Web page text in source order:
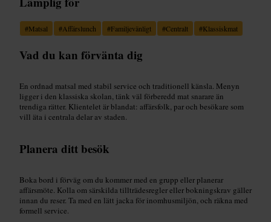
#Matsal #Affärslunch #Familjevänligt #Centralt #Klassiskmat
Vad du kan förvänta dig
En ordnad matsal med stabil service och traditionell känsla. Menyn
ligger i den klassiska skolan, tänk väl förberedd mat snarare än
trendiga rätter. Klientelet är blandat: affärsfolk, par och besökare som
vill äta i centrala delar av staden.
Planera ditt besök
Boka bord i förväg om du kommer med en grupp eller planerar
affärsmöte. Kolla om särskilda tillträdesregler eller bokningskrav gäller
innan du reser. Ta med en lätt jacka för inomhusmiljön, och räkna med
formell service.